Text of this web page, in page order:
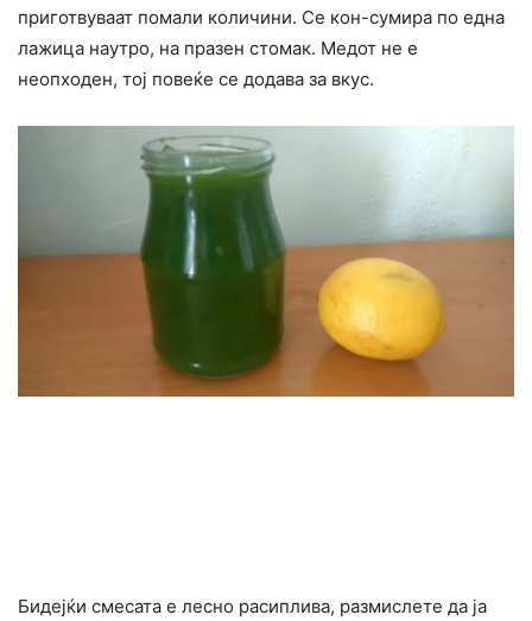
приготвуваат помали количини. Се кон-сумира по една
лажица наутро, на празен стомак. Медот не е
неопходен, тој повеќе се додава за вкус.
Бидејќи смесата е лесно расиплива, размислете да ја